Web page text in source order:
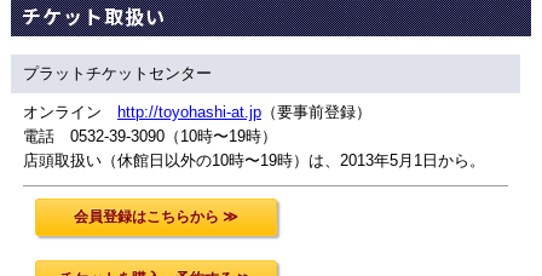
チケット取扱い
プラットチケットセンター
オンライン http://toyohashi-at.jp（要事前登録）
電話 0532-39-3090（10時〜19時）
店頭取扱い（休館日以外の10時〜19時）は、2013年5月1日から。